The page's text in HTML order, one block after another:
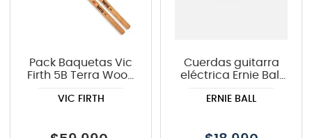
Pack Baquetas Vic
Firth 5B Terra Wood
VIC FIRTH
Cuerdas guitarra
eléctrica Ernie Ball
SUPER SLINK Y
ERNIE BALL